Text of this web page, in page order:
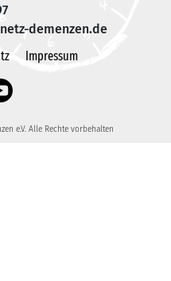
demenzen.de
Impressum
e.V. Alle Rechte vorbehalten